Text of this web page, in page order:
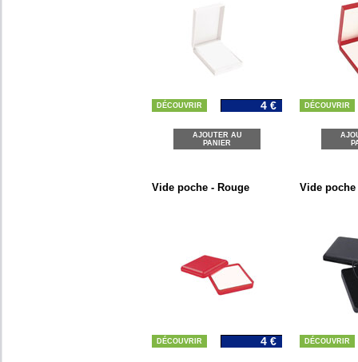
DÉCOUVRIR 4 €
AJOUTER AU
PANIER
DÉCOUVRIR
Vide poche - Rouge
DÉCOUVRIR 4 €
Vide poche
DÉCOUVRIR